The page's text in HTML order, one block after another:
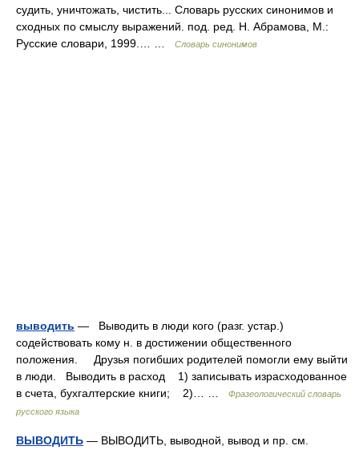
судить, уничтожать, чистить... Словарь русских синонимов и
сходных по смыслу выражений. под. ред. Н. Абрамова, М.:
Русские словари, 1999.… …
Словарь синонимов
выводить — Выводить в люди кого (разг. устар.)
содействовать кому н. в достижении общественного
положения. Друзья погибших родителей помогли ему выйти
в люди. Выводить в расход 1) записывать израсходованное
в счета, бухгалтерские книги; 2)… …
Фразеологический словарь
русского языка
ВЫВОДИТЬ — ВЫВОДИТЬ, выводной, вывод и пр. см.